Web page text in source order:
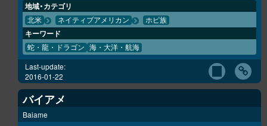
地域・カテゴリ
北米 ネイティブアメリカン ホピ族
キーワード
蛇・龍・ドラゴン 海・大洋・航海
Last-update:
2016-01-22
バイアメ
Baiame